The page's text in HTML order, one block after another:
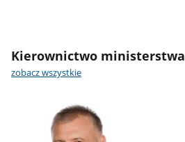
Kierownictwo ministerstwa
zobacz wszystkie